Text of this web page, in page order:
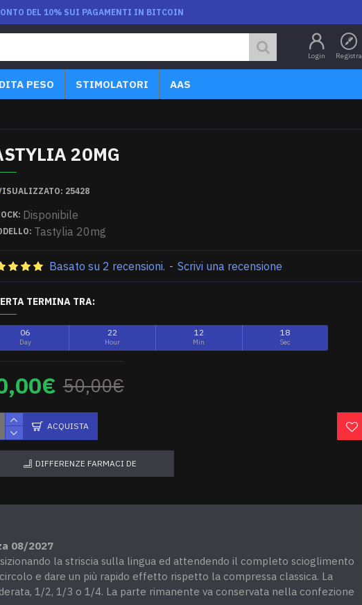
DEL 10% SUI PAGAMENTI IN BITCOIN
Login Registra
PESO STIMOLATORI AAS
20MG
Disponibile
Tastylia 20mg
25428
Basato su 2 recensioni. - Scrivi una recensione
TERMINA TRA:
06
Day
22
Hour
12
Min
18
Sec
50,00€
ACQUISTA
DIFFERENZE FARMACI DE
08/2027
la striscia sulla lingua ed attendendo il completo scioglimento
e dare un più rapido effetto rispetto la compressa classica. La
1/2, 1/3 o 1/4. La parte rimanente va conservata nella confezione